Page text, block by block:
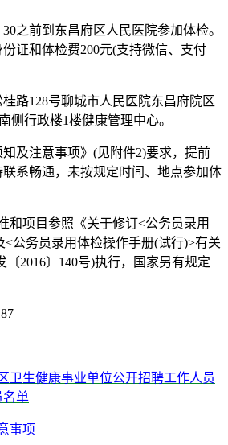
之前到东昌府区人民医院参加体检。
证和体检费200元(支持微信、支付
路128号聊城市人民医院东昌府院区
侧行政楼1楼健康管理中心。
及注意事项》(见附件2)要求，提前
系畅通，未按规定时间、地点参加体
和项目参照《关于修订<公务员录用
<公务员录用体检操作手册(试行)>有关
〔2016〕140号)执行，国家另有规定
卫生健康事业单位公开招聘工作人员
名单
事项